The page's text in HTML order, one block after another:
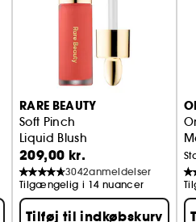
RARE BEAUTY
Soft Pinch
Liquid Blush
209,00 kr.
3042anmeldelser
Tilgængelig i 14 nuancer
Tilføj til indkøbskurv